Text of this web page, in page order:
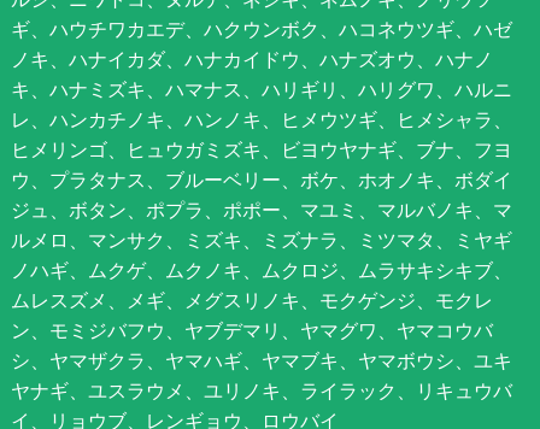
ギ、ハウチワカエデ、ハクウンボク、ハコネウツギ、ハゼ
ノキ、ハナイカダ、ハナカイドウ、ハナズオウ、ハナノ
キ、ハナミズキ、ハマナス、ハリギリ、ハリグワ、ハルニ
レ、ハンカチノキ、ハンノキ、ヒメウツギ、ヒメシャラ、
ヒメリンゴ、ヒュウガミズキ、ビヨウヤナギ、ブナ、フヨ
ウ、プラタナス、ブルーベリー、ボケ、ホオノキ、ボダイ
ジュ、ボタン、ポプラ、ポポー、マユミ、マルバノキ、マ
ルメロ、マンサク、ミズキ、ミズナラ、ミツマタ、ミヤギ
ノハギ、ムクゲ、ムクノキ、ムクロジ、ムラサキシキブ、
ムレスズメ、メギ、メグスリノキ、モクゲンジ、モクレ
ン、モミジバフウ、ヤブデマリ、ヤマグワ、ヤマコウバ
シ、ヤマザクラ、ヤマハギ、ヤマブキ、ヤマボウシ、ユキ
ヤナギ、ユスラウメ、ユリノキ、ライラック、リキュウバ
イ、リョウブ、レンギョウ、ロウバイ